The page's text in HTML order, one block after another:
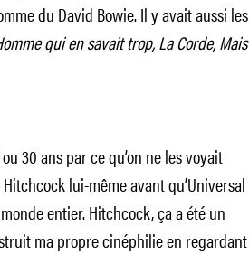
du David Bowie. Il y avait aussi les
qui en savait trop, La Corde, Mais
30 ans par ce qu’on ne les voyait
lui-même avant qu’Universal
entier. Hitchcock, ça a été un
ma propre cinéphilie en regardant